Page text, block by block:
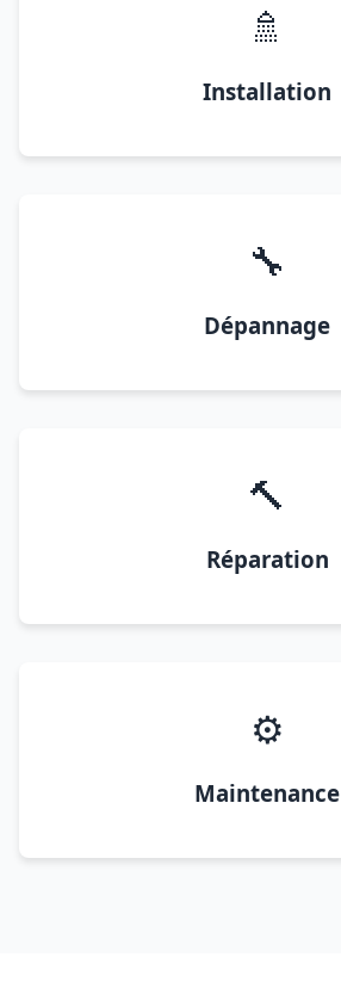
🚿
Installation
🔧
Dépannage
🔨
Réparation
⚙️
Maintenance